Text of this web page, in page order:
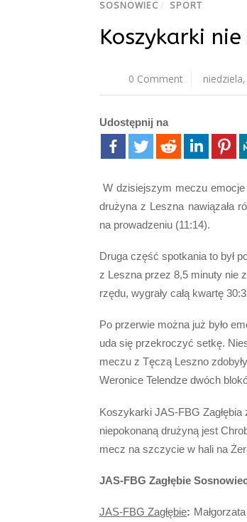
SOSNOWIEC / SPORT
Koszykarki
0 Comment
Udostępnij na
W dzisiejszym meczu
drużyna z Leszna nawiązała
na prowadzeniu (11:14).
Druga część spotkania to był
z Leszna przez 8,5 minuty nie
rzędu, wygrały całą kwartę
Po przerwie można już było
uda się przekroczyć setkę.
meczu z Tęczą Leszno
Weronice Telendze dwóch
Koszykarki JAS-FBG
niepokonaną drużyną jest
mecz na szczycie w hali na
JAS-FBG Zagłębie
JAS-FBG Zagłębie: